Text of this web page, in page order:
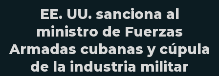
EE. UU. sanciona al
ministro de Fuerzas
Armadas cubanas y cúpula
de la industria militar